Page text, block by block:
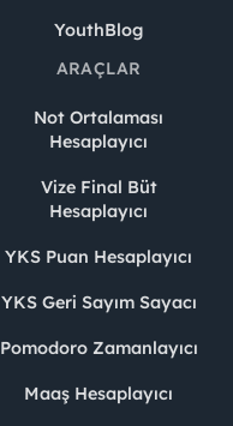
YouthBlog
ARAÇLAR
Not Ortalaması
Hesaplayıcı
Vize Final Büt
Hesaplayıcı
YKS Puan Hesaplayıcı
YKS Geri Sayım Sayacı
Pomodoro Zamanlayıcı
Maaş Hesaplayıcı